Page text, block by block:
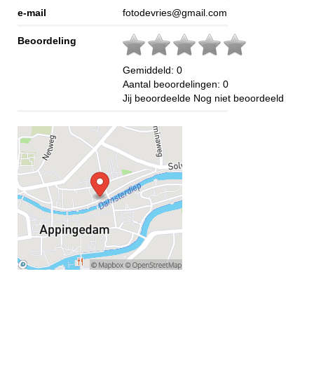
e-mail fotodevries@gmail.com
Beoordeling
Gemiddeld: 0
Aantal beoordelingen: 0
Jij beoordeelde Nog niet beoordeeld